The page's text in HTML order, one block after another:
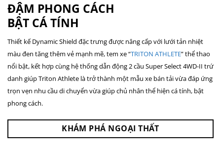
ĐẬM PHONG CÁCH
BẬT CÁ TÍNH
Thiết kế Dynamic Shield đặc trưng được nâng cấp với lưới tản nhiệt
màu đen tăng thêm vẻ mạnh mẽ, tem xe “TRITON ATHLETE” thể thao
nổi bật, kết hợp cùng hệ thống dẫn động 2 cầu Super Select 4WD-II trứ
danh giúp Triton Athlete là trở thành một mẫu xe bán tải vừa đáp ứng
trọn vẹn nhu cầu di chuyển vừa giúp chủ nhân thể hiện cá tính, bật
phong cách.
KHÁM PHÁ NGOẠI THẤT